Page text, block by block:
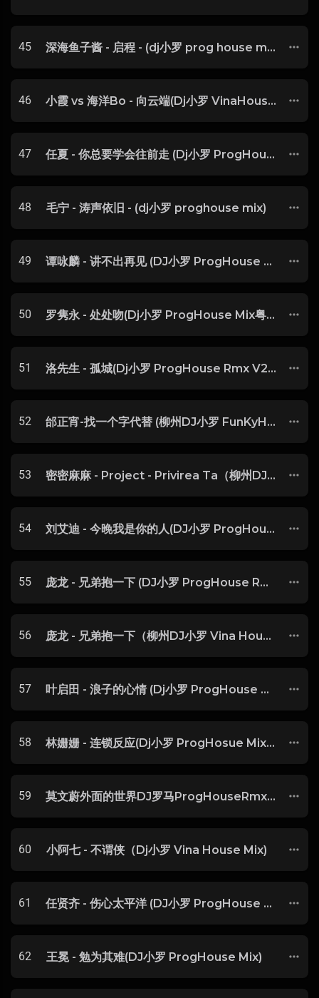
45 深海鱼子酱 - 启程 - (dj小罗 prog house mix)
46 小霞 vs 海洋Bo - 向云端(Dj小罗 VinaHouse Rmx 2023)
47 任夏 - 你总要学会往前走 (Dj小罗 ProgHouse Remix 2024)
48 毛宁 - 涛声依旧 - (dj小罗 proghouse mix)
49 谭咏麟 - 讲不出再见 (DJ小罗 ProgHouse Remix 2021)
50 罗隽永 - 处处吻(Dj小罗 ProgHouse Mix粤语男)-玖零DJ整理♪♫
51 洛先生 - 孤城(Dj小罗 ProgHouse Rmx V2 2023)DJ炳烯Edit-玖零DJ整理♪♫
52 邰正宵-找一个字代替 (柳州DJ小罗 FunKyHouse Mix)
53 密密麻麻 - Project - Privirea Ta（柳州DJ小罗 FunKyHouse Mix）
54 刘艾迪 - 今晚我是你的人(DJ小罗 ProgHouse Mix)
55 庞龙 - 兄弟抱一下 (DJ小罗 ProgHouse Rmx 2024)终极版
56 庞龙 - 兄弟抱一下（柳州DJ小罗 Vina House Mix)
57 叶启田 - 浪子的心情 (Dj小罗 ProgHouse Mix)
58 林姗姗 - 连锁反应(Dj小罗 ProgHosue Mix) 粤语
59 莫文蔚外面的世界DJ罗马ProgHouseRmx-玖零DJ整理♪♫
60 小阿七 - 不谓侠（Dj小罗 Vina House Mix)
61 任贤齐 - 伤心太平洋 (DJ小罗 ProgHouse Rmx)升级版
62 王冕 - 勉为其难(DJ小罗 ProgHouse Mix)